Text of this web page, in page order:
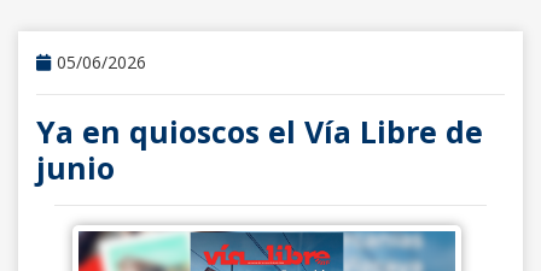
05/06/2026
Ya en quioscos el Vía Libre de
junio